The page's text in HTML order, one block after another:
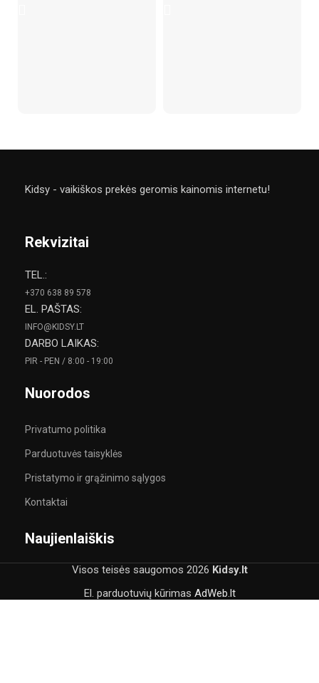
Kidsy - vaikiškos prekės geromis kainomis internetu!
Rekvizitai
TEL.:
+370 638 89 578
EL. PAŠTAS:
INFO@KIDSY.LT
DARBO LAIKAS:
PIR - PEN / 8:00 - 19:00
Nuorodos
Privatumo politika
Parduotuvės taisyklės
Pristatymo ir grąžinimo sąlygos
Kontaktai
Naujienlaiškis
Visos teisės saugomos 2026 Kidsy.lt
El. parduotuvių kūrimas AdWeb.lt